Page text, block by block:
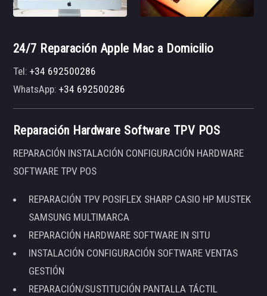
24/7 Reparación Apple Mac a Domicilio
Tel:+34 692500286
WhatsApp:+34 692500286
Reparación Hardware Software TPV POS
REPARACIÓN INSTALACIÓN CONFIGURACIÓN HARDWARE
SOFTWARE TPV POS
REPARACIÓN TPV POSIFLEX SHARP CASIO HP MUSTEK
SAMSUNG MULTIMARCA
REPARACIÓN HARDWARE SOFTWARE IN SITU
INSTALACIÓN CONFIGURACIÓN SOFTWARE VENTAS
GESTIÓN
REPARACIÓN/SUSTITUCIÓN PANTALLA TÁCTIL